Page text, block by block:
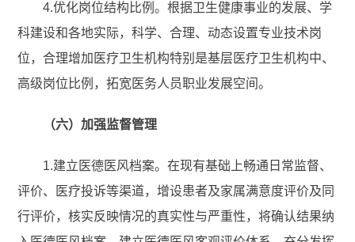
4.优化岗位结构比例。根据卫生健康事业的发展、学
科建设和各地实际，科学、合理、动态设置专业技术岗
位，合理增加医疗卫生机构特别是基层医疗卫生机构中、
高级岗位比例，拓宽医务人员职业发展空间。
（六）加强监督管理
1.建立医德医风档案。在现有基础上畅通日常监督、
评价、医疗投诉等渠道，增设患者及家属满意度评价及同
行评价，核实反映情况的真实性与严重性，将确认结果纳